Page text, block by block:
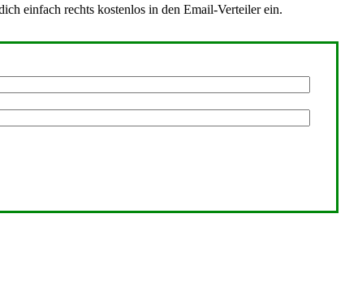
einfach rechts kostenlos in den Email-Verteiler ein.